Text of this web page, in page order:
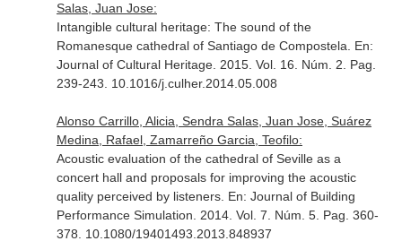
Salas, Juan Jose:
Intangible cultural heritage: The sound of the
Romanesque cathedral of Santiago de Compostela. En:
Journal of Cultural Heritage. 2015. Vol. 16. Núm. 2. Pag.
239-243. 10.1016/j.culher.2014.05.008
Alonso Carrillo, Alicia, Sendra Salas, Juan Jose, Suárez
Medina, Rafael, Zamarreño Garcia, Teofilo:
Acoustic evaluation of the cathedral of Seville as a
concert hall and proposals for improving the acoustic
quality perceived by listeners. En: Journal of Building
Performance Simulation . 2014. Vol. 7. Núm. 5. Pag. 360-
378. 10.1080/19401493.2013.848937